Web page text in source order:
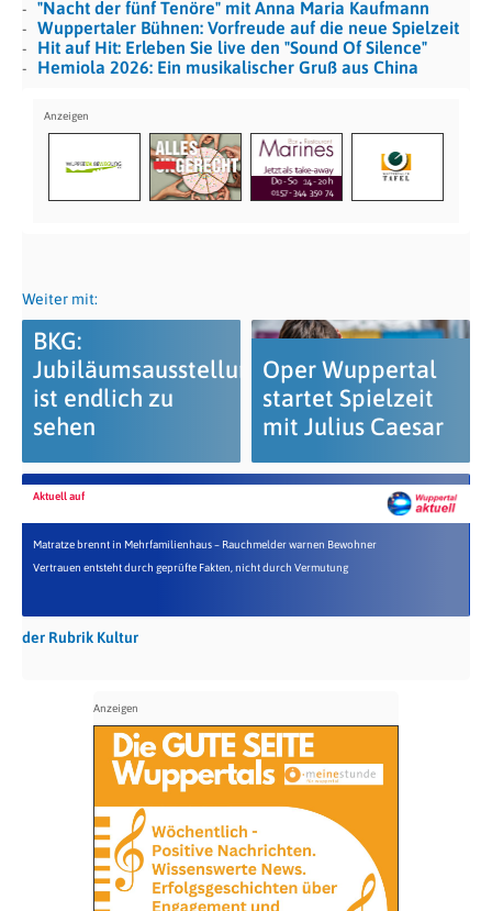
"Nacht der fünf Tenöre" mit Anna Maria Kaufmann
Wuppertaler Bühnen: Vorfreude auf die neue Spielzeit
Hit auf Hit: Erleben Sie live den "Sound Of Silence"
Hemiola 2026: Ein musikalischer Gruß aus China
Weiter mit:
BKG:
Jubiläumsausstellung
ist endlich zu
sehen
Oper Wuppertal
startet Spielzeit
mit Julius Caesar
Aktuell auf
Matratze brennt in Mehrfamilienhaus – Rauchmelder warnen Bewohner
Vertrauen entsteht durch geprüfte Fakten, nicht durch Vermutung
der Rubrik Kultur